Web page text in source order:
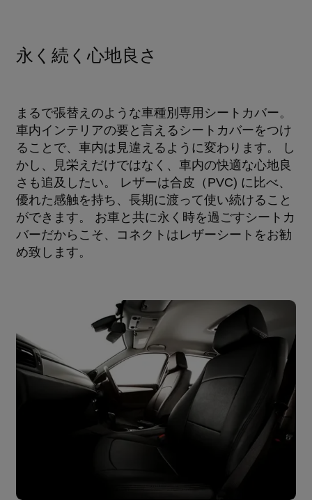
永く続く心地良さ
まるで張替えのような車種別専用シートカバー。
車内インテリアの要と言えるシートカバーをつけ
ることで、車内は見違えるように変わります。 し
かし、見栄えだけではなく、車内の快適な心地良
さも追及したい。 レザーは合皮（PVC) に比べ、
優れた感触を持ち、長期に渡って使い続けること
ができます。 お車と共に永く時を過ごすシートカ
バーだからこそ、コネクトはレザーシートをお勧
め致します。